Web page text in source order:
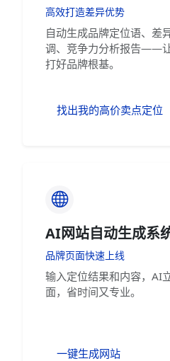
高效打造差异优势
自动生成品牌定位语、差
调、竞争力分析报告——
打好品牌根基。
找出我的高价卖点定位
AI网站自动生成系
品牌页面快速上线
输入定位结果和内容，AI
面，省时间又专业。
一键生成网站